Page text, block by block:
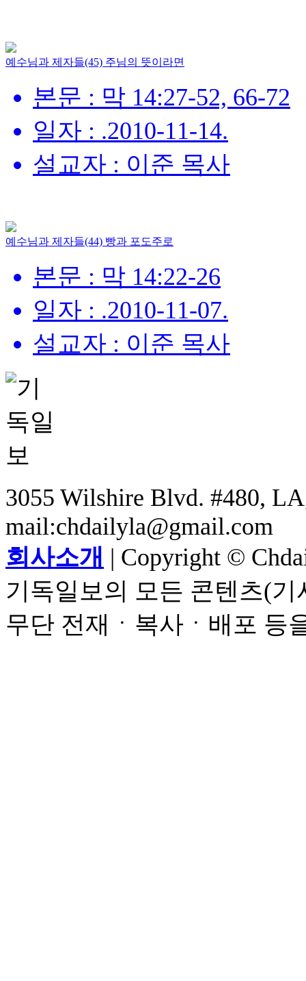
예수님과 제자들(45) 주님의 뜻이라면
본문 : 막 14:27-52, 66-72
일자 : .2010-11-14.
설교자 : 이준 목사
예수님과 제자들(44) 빵과 포도주로
본문 : 막 14:22-26
일자 : .2010-11-07.
설교자 : 이준 목사
3055 Wilshire Blvd. #480,
mail:chdailyla@gmail.com
회사소개 | Copyright ©
기독일보의 모든 콘텐츠(
무단 전재ㆍ복사ㆍ배포 등